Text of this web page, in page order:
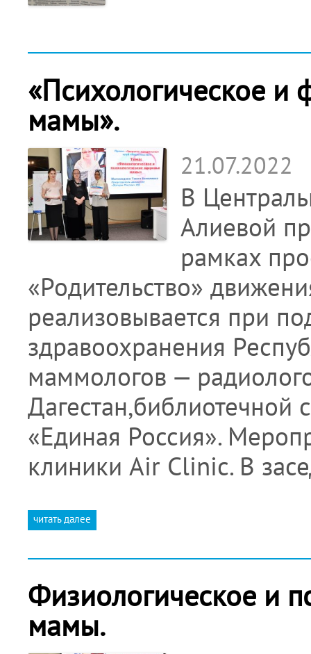
«Психологическое и
мамы».
21.07.2022
В
Алиевой
рамках
«Родительство»
реализовывается при
здравоохранения
маммологов —
«Единая Россия».
клиники Air Clinic. В
читать далее
Физиологическое и
мамы.